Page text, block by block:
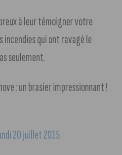
à leur témoigner votre
qui ont ravagé le
seulement.
: un brasier impressionnant !
20 juillet 2015